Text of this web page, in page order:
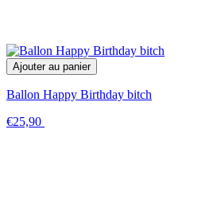
Ajouter au panier
Ballon Happy Birthday bitch
€25,90